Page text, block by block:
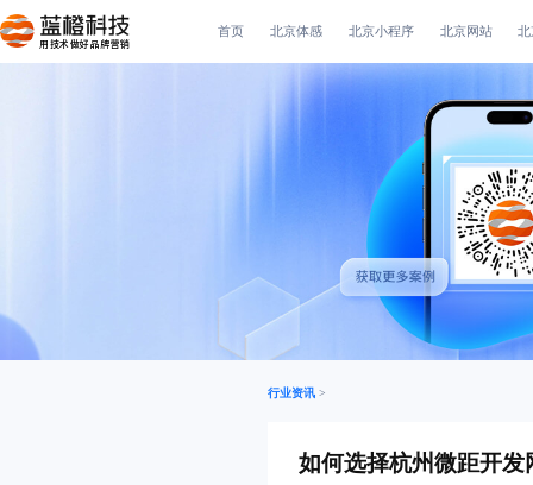
用技术做好品牌营销
首页 北京体感 北京小程序 北京网站
行业资讯 >
如何选择杭州微距开发